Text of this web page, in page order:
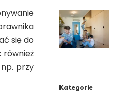
się do
również
przy
Kategorie